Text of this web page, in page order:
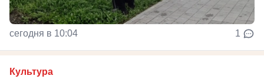
сегодня в 10:04 1
Культура